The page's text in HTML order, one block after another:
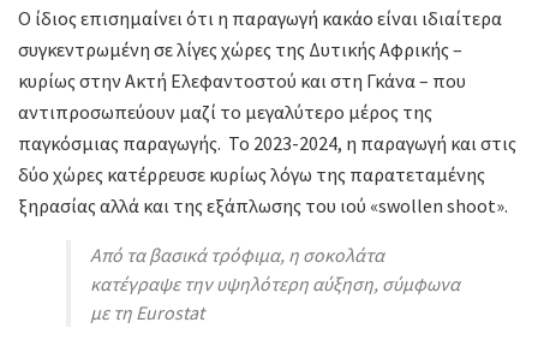
Ο ίδιος επισημαίνει ότι η παραγωγή κακάο είναι ιδιαίτερα
συγκεντρωμένη σε λίγες χώρες της Δυτικής Αφρικής –
κυρίως στην Ακτή Ελεφαντοστού και στη Γκάνα – που
αντιπροσωπεύουν μαζί το μεγαλύτερο μέρος της
παγκόσμιας παραγωγής. Το 2023-2024, η παραγωγή και στις
δύο χώρες κατέρρευσε κυρίως λόγω της παρατεταμένης
ξηρασίας αλλά και της εξάπλωσης του ιού «swollen shoot».
Από τα βασικά τρόφιμα, η σοκολάτα
κατέγραψε την υψηλότερη αύξηση, σύμφωνα
με τη Eurostat